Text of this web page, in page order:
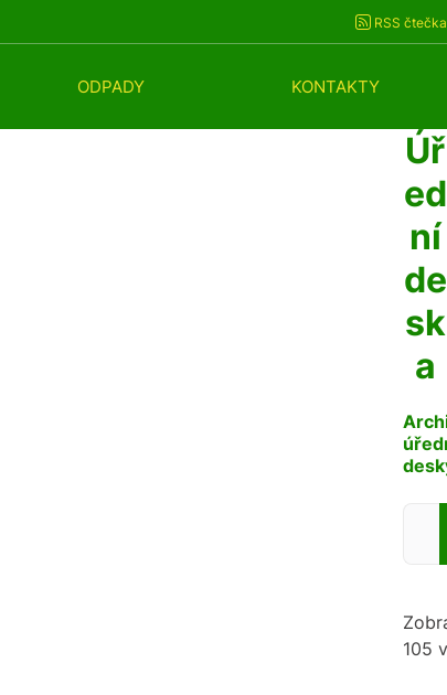
RSS čtečka
ODPADY KONTAKTY
Úř
ed
ní
de
sk
a
105